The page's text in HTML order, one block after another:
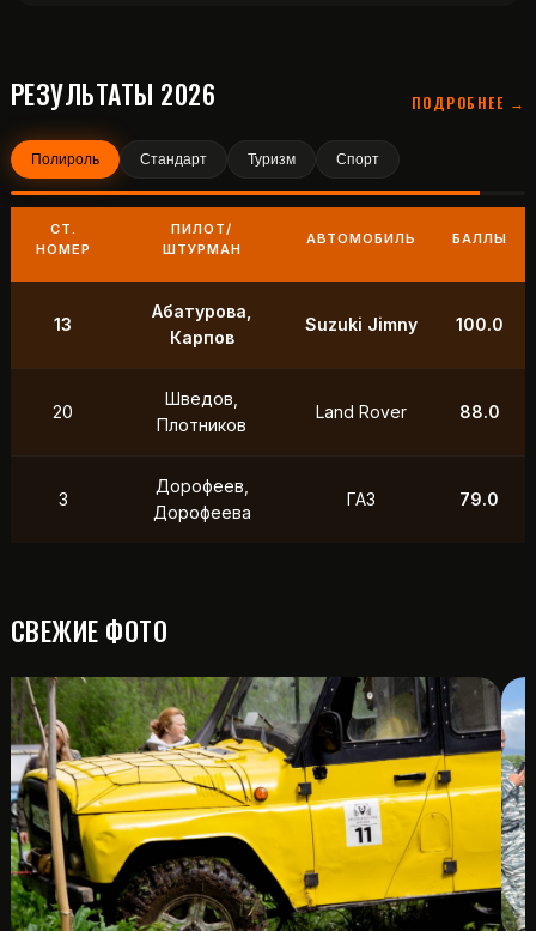
РЕЗУЛЬТАТЫ 2026 ПОДРОБНЕЕ →
Полироль Стандарт Туризм Спорт
СТ.
НОМЕР
ПИЛОТ/
ШТУРМАН
АВТОМОБИЛЬ БАЛЛЫ
9 Маслов, Ходько УАЗ 250.0
Петухов
Фердман